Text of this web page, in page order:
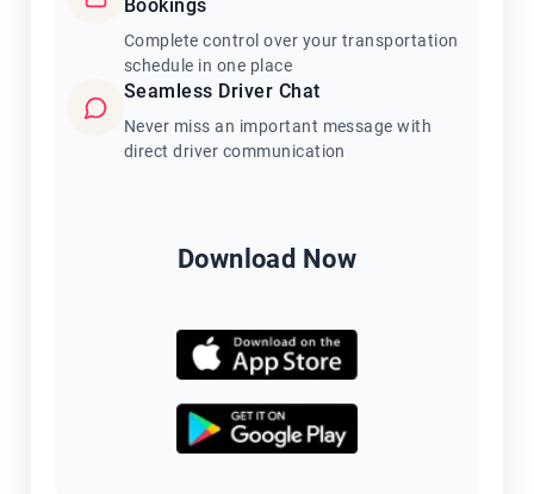
Bookings
Complete control over your transportation
schedule in one place
Seamless Driver Chat
Never miss an important message with
direct driver communication
Download Now